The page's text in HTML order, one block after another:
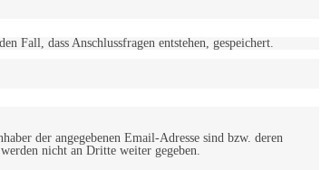
Fall, dass Anschlussfragen entstehen, gespeichert.
der angegebenen Email-Adresse sind bzw. deren
nicht an Dritte weiter gegeben.